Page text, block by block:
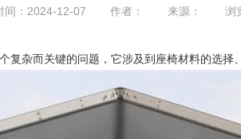
间：2024-12-07 作者： 来源： 浏
复杂而关键的问题，它涉及到座椅材料的选择